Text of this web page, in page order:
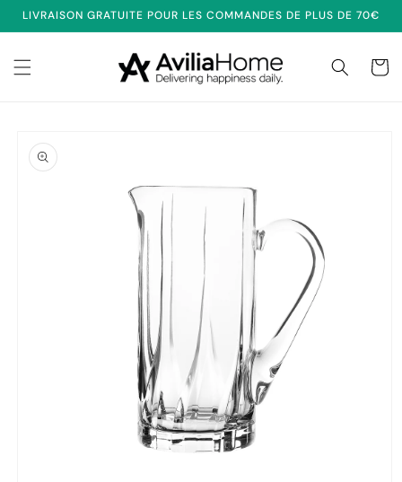
passer
au
LIVRAISON GRATUITE POUR LES COMMANDES DE PLUS DE 70€
Panier
informations
produits